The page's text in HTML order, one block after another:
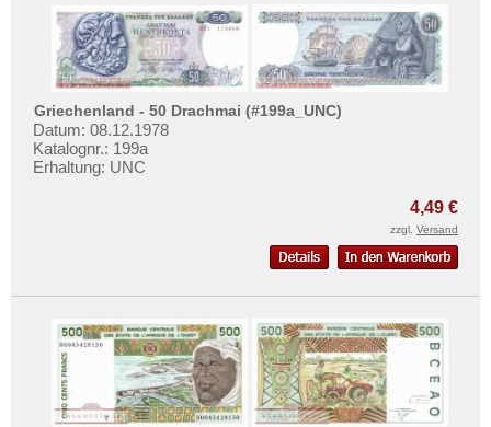
Vietnam Süd
Griechenland - 50 Drachmai (#199a_UNC)
Datum: 08.12.1978
Katalognr.: 199a
Erhaltung: UNC
4,49 €
zzgl. Versand